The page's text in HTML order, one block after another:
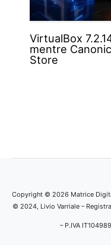
VirtualBox
mentre
Store
Copyright © 2026 Matrice
© 2024, Livio Varriale –
– P.IVA